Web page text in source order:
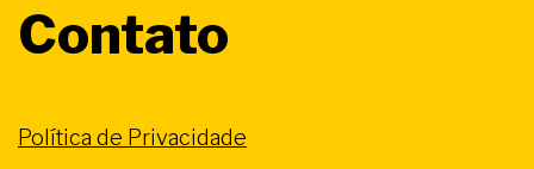
Contato
Política de Privacidade